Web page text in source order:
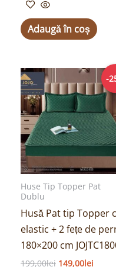
Adaugă în coș
-
Huse Tip Topper Pat
Dublu
Husă Pat tip Topper
elastic + 2 fețe de
180×200 cm
199,00lei
Prețul
inițial
a
199,00lei.
149,00lei
Prețul
este: